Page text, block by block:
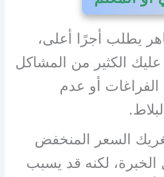
يطلب أجرًا أعلى،
عليك الكثير من المشاكل
الفراغات أو عدم
السعر المنخفض
الخبرة، لكنه قد يسبب